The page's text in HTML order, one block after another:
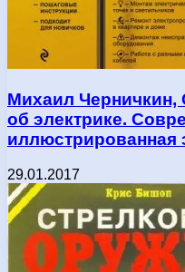
Михаил Черничкин,
об электрике.
иллюстрированная
29.01.2017